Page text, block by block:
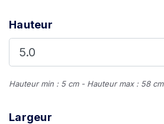
Hauteur
Hauteur min : 5 cm - Hauteur max : 58 cm
Largeur